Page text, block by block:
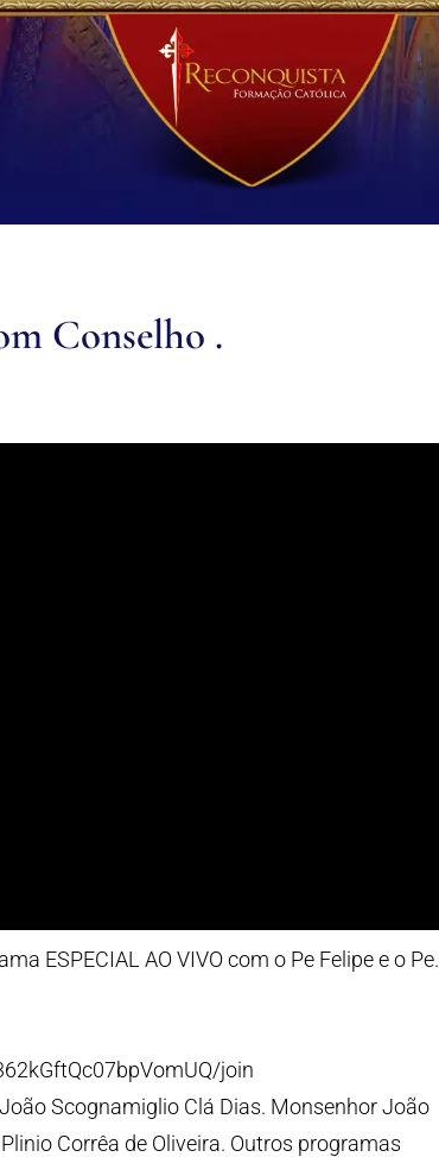
Conselho .
ESPECIAL AO VIVO com o Pe Felipe e o Pe.
join
Scognamiglio Clá Dias. Monsenhor João
Corrêa de Oliveira. Outros programas